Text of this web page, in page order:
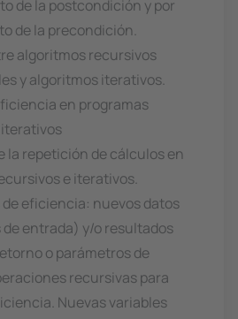
de la postcondición y por
de la precondición.
algoritmos recursivos
y algoritmos iterativos.
en programas
la repetición de cálculos en
e iterativos.
eficiencia: nuevos datos
entrada) y/o resultados
o parámetros de
recursivas para
Nuevas variables